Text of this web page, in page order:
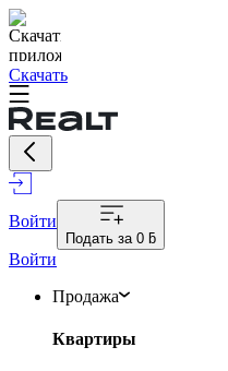
Скачать
Войти
Подать за 0 ƃ
Войти
Продажа
Квартиры